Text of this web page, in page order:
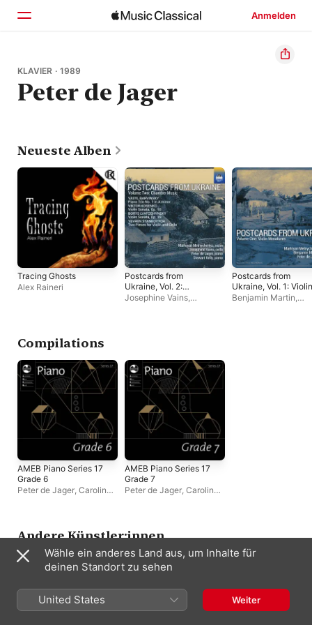
Anmelden
Startseite
Entdecken
KLAVIER · 1989
Peter de Jager
Neueste Alben
Tracing Ghosts
Alex Raineri
Postcards from
Ukraine, Vol. 2:
Chamber Music
Josephine Vains,
Postcards from
Ukraine, Vol. 1: Violin
Miniatures
Benjamin Martin,
Compilations
AMEB Piano Series 17
Grade 6
Peter de Jager, Caroline
AMEB Piano Series 17
Grade 7
Peter de Jager, Caroline
Andere Künstler:innen
Wähle ein anderes Land aus, um Inhalte für
deinen Standort zu sehen
United States Weiter